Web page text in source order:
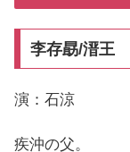
李存勗/溍王
演：石涼
疾沖の父。